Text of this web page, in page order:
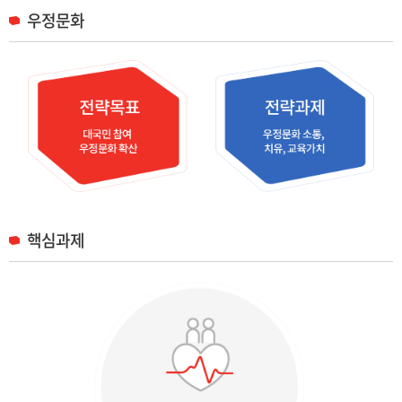
우정문화
핵심과제